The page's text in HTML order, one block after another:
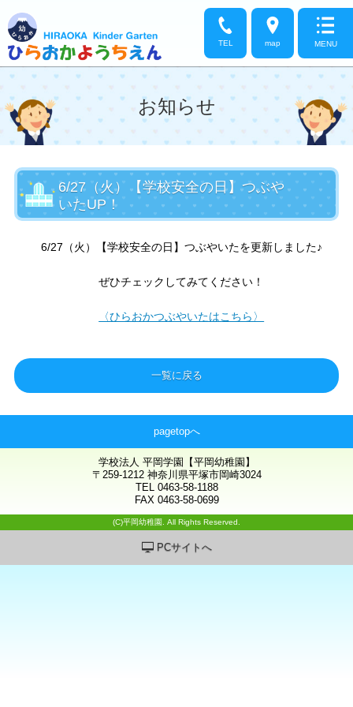
TEL map MENU
お知らせ
6/27（火）【学校安全の日】つぶや
いたUP！
6/27（火）【学校安全の日】つぶやいたを更新しました♪
ぜひチェックしてみてください！
〈ひらおかつぶやいたはこちら〉
一覧に戻る
pagetopへ
学校法人 平岡学園【平岡幼稚園】
〒259-1212 神奈川県平塚市岡崎3024
TEL 0463-58-1188
FAX 0463-58-0699
(C)平岡幼稚園. All Rights Reserved.
PCサイトへ